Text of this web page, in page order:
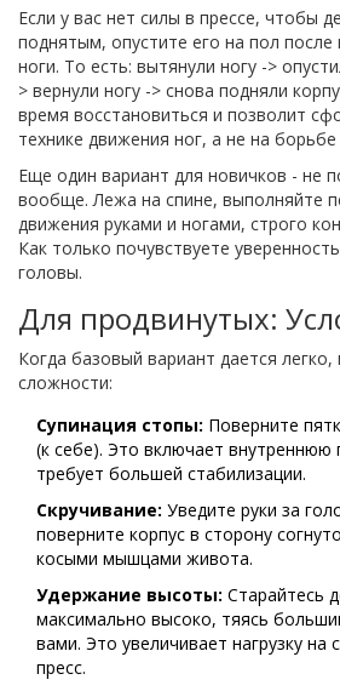
Если у вас нет силы в прессе, чтобы
поднятым, опустите его на пол
ноги. То есть: вытянули ногу ->
> вернули ногу -> снова подняли
время восстановиться и позволит
технике движения ног, а не на борьбе
Еще один вариант для новичков - не
вообще. Лежа на спине, выполняйте
движения руками и ногами, строго
Как только почувствуете
головы.
Для продвинутых:
Когда базовый вариант дается
сложности:
Супинация стопы: Поверните
(к себе). Это включает внутреннюю
требует большей стабилизации.
Скручивание: Уведите руки за
поверните корпус в сторону
косыми мышцами живота.
Удержание высоты: Старайтесь
максимально высоко, тяясь
вами. Это увеличивает нагрузку на
пресс.